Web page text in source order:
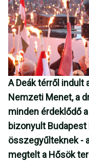
A Deák térről indult
Nemzeti Menet, a
minden érdeklődő
bizonyult
összegyűlteknek -
megtelt a Hősök